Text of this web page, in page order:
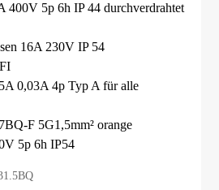
400V 5p 6h IP 44 durchverdrahtet
16A 230V IP 54
0,03A 4p Typ A für alle
F 5G1,5mm² orange
5p 6h IP54